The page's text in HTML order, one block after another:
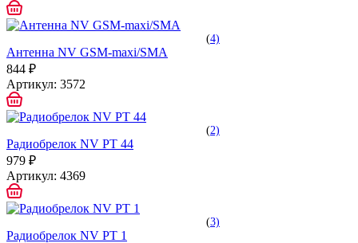
(4)
Антенна NV GSM-maxi/SMA
844 ₽
Артикул: 3572
(2)
Радиобрелок NV PT 44
979 ₽
Артикул: 4369
(3)
Радиобрелок NV PT 1